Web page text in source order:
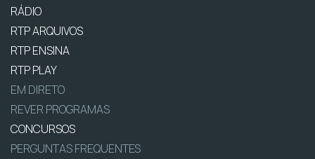
RÁDIO
RTP ARQUIVOS
RTP ENSINA
RTP PLAY
EM DIRETO
REVER PROGRAMAS
CONCURSOS
PERGUNTAS FREQUENTES